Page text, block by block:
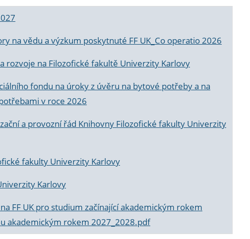
na vědu a výzkum poskytnuté FF UK_Co operatio 2026
rozvoje na Filozofické fakultě Univerzity Karlovy
fondu na úroky z úvěru na bytové potřeby a na
v roce 2026
a provozní řád Knihovny Filozofické fakulty Univerzity
fakulty Univerzity Karlovy
Karlovy
FF UK pro studium začínající akademickým rokem
akademickým rokem 2027_2028.pdf